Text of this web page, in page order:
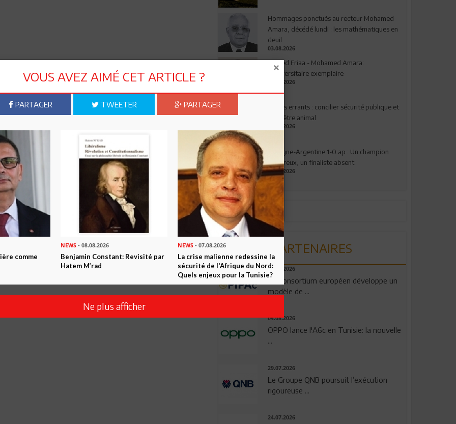
Hommages ponctués au recteur Mohamed
Amara, décédé lundi : les mathématiques en
deuil
03.08.2026
Ahmed Friaa - Mohamed Amara:
l’Universitaire exemplaire
04.08.2026
Chiens errants : concilier sécurité publique et
bien-être animal
17.07.2026
Espagne-Argentine 1-0 ap : Un champion
valeureux, un finaliste absent
19.07.2026
PARTENAIRES
06.08.2026
Un consortium européen développe un
modèle de ...
04.08.2026
OPPO lance l'A6c en Tunisie: la nouvelle
...
29.07.2026
Le Groupe QNB poursuit l’exécution
rigoureuse ...
24.07.2026
VOUS AVEZ AIMÉ CET ARTICLE ?
PARTAGER TWEETER PARTAGER
comme
NEWS - 08.08.2026
Benjamin Constant: Revisité par
Hatem M’rad
NEWS- 07.08.2026
La crise malienne redessine la
sécurité de l'Afrique du Nord:
Quels enjeux pour la Tunisie?
Ne plus afficher